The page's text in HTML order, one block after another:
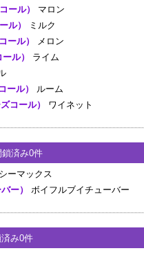
ール）
マロン
ル）
ミルク
ール）
メロン
ル）
ライム
ール）
ルーム
コール）
ワイネット
鎖済み0件
ーマックス
ー）
ボイフルブイチューバー
済み0件